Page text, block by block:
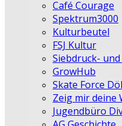
Café Courage
Spektrum3000
Kulturbeutel
FSJ Kultur
Siebdruck-
GrowHub
Skate Force
Zeig mir deine
Jugendbüro